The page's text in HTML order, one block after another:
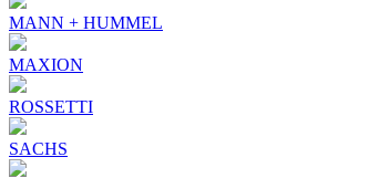
MANN + HUMMEL
MAXION
ROSSETTI
SACHS